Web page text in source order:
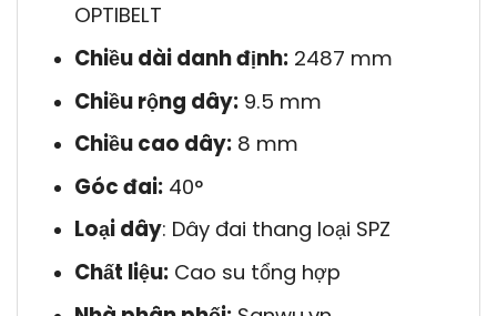
OPTIBELT
Chiều dài danh định:2487 mm
Chiều rộng dây:9.5 mm
Chiều cao dây:8 mm
Góc đai:40°
Loại dây: Dây đai thang loại SPZ
Chất liệu:Cao su tổng hợp